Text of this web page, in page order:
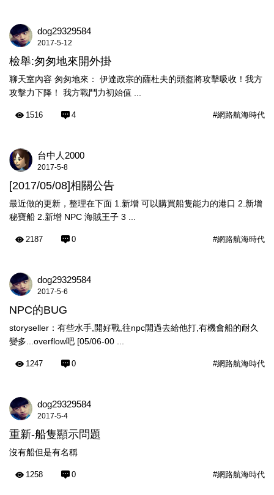
dog29329584
2017-5-12
檢舉:匆匆地來開外掛
聊天室內容 匆匆地來： 伊達政宗的薩杜夫的頭盔將攻擊吸收！我方
攻擊力下降！ 我方戰鬥力初始值 ...
#網路航海時代
1516 4
台中人2000
2017-5-8
[2017/05/08]相關公告
最近做的更新，整理在下面 1.新增 可以購買船隻能力的港口 2.新增
秘寶船 2.新增 NPC 海賊王子 3 ...
#網路航海時代
2187 0
dog29329584
2017-5-6
NPC的BUG
storyseller：有些水手,開好戰,往npc開過去給他打,有機會船的耐久
變多...overflow吧 [05/06-00 ...
#網路航海時代
1247 0
dog29329584
2017-5-4
重新-船隻顯示問題
沒有船但是有名稱
#網路航海時代
1258 0